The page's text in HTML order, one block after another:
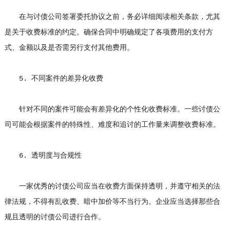
在与讨债公司签署委托协议之前，务必详细阅读相关条款，尤其
是关于收费标准的约定。确保合同中明确规定了各项费用的支付方
式、金额以及是否需另行支付其他费用。
5. 不同案件的差异化收费
针对不同的案件可能会有差异化的个性化收费标准。一些讨债公
司可能会根据案件的特殊性、难度和追讨的工作量来调整收费标准。
6. 透明度与合规性
一家优秀的讨债公司应当在收费方面保持透明，并遵守相关的法
律法规，不得有乱收费、暗中加价等不当行为。企业应当选择那些合
规且透明的讨债公司进行合作。